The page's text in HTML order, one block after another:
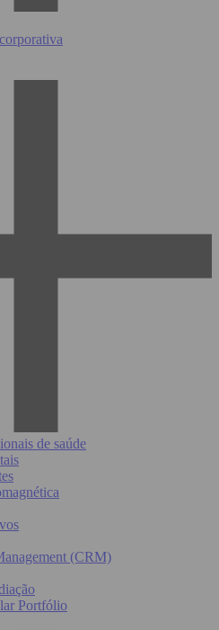
de saúde
(CRM)
Portfólio